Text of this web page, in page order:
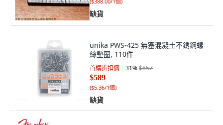
缺貨
unika PWS-425 無塞混凝土不銹鋼螺
絲墊圈, 110件
首購折扣價 31%$857
$589
($5.36/1個)
缺貨